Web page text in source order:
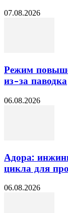
07.08.2026
Режим
из-за паводка
06.08.2026
Адора:
цикла для
06.08.2026